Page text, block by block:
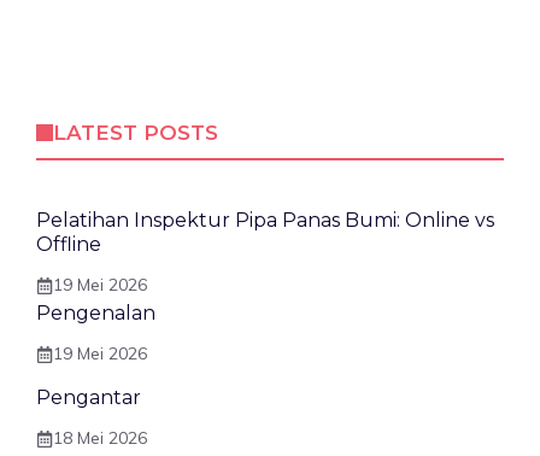
LATEST POSTS
Pelatihan Inspektur Pipa Panas Bumi: Online vs
Offline
19 Mei 2026
Pengenalan
19 Mei 2026
Pengantar
18 Mei 2026